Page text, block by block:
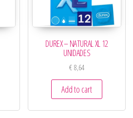
DUREX – NATURAL XL 12
UNIDADES
€8,64
Add to cart